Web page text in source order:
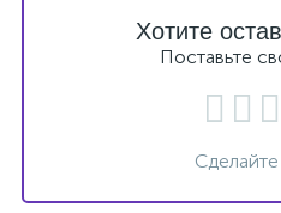
Хотите
Поставьте